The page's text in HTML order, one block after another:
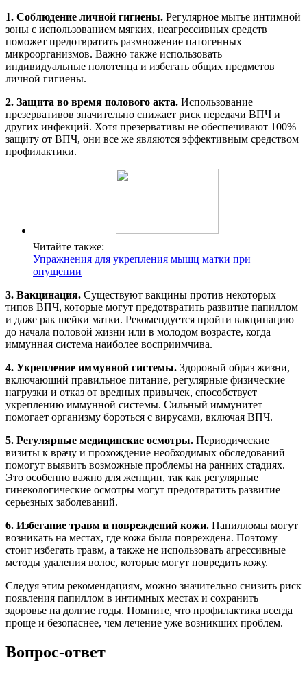
1. Соблюдение личной гигиены. Регулярное мытье интимной
зоны с использованием мягких, неагрессивных средств
поможет предотвратить размножение патогенных
микроорганизмов. Важно также использовать
индивидуальные полотенца и избегать общих предметов
личной гигиены.
2. Защита во время полового акта. Использование
презервативов значительно снижает риск передачи ВПЧ и
других инфекций. Хотя презервативы не обеспечивают 100%
защиту от ВПЧ, они все же являются эффективным средством
профилактики.
Читайте также:
Упражнения для укрепления мышц матки при
опущении
3. Вакцинация. Существуют вакцины против некоторых
типов ВПЧ, которые могут предотвратить развитие папиллом
и даже рак шейки матки. Рекомендуется пройти вакцинацию
до начала половой жизни или в молодом возрасте, когда
иммунная система наиболее восприимчива.
4. Укрепление иммунной системы. Здоровый образ жизни,
включающий правильное питание, регулярные физические
нагрузки и отказ от вредных привычек, способствует
укреплению иммунной системы. Сильный иммунитет
помогает организму бороться с вирусами, включая ВПЧ.
5. Регулярные медицинские осмотры. Периодические
визиты к врачу и прохождение необходимых обследований
помогут выявить возможные проблемы на ранних стадиях.
Это особенно важно для женщин, так как регулярные
гинекологические осмотры могут предотвратить развитие
серьезных заболеваний.
6. Избегание травм и повреждений кожи. Папилломы могут
возникать на местах, где кожа была повреждена. Поэтому
стоит избегать травм, а также не использовать агрессивные
методы удаления волос, которые могут повредить кожу.
Следуя этим рекомендациям, можно значительно снизить риск
появления папиллом в интимных местах и сохранить
здоровье на долгие годы. Помните, что профилактика всегда
проще и безопаснее, чем лечение уже возникших проблем.
Вопрос-ответ